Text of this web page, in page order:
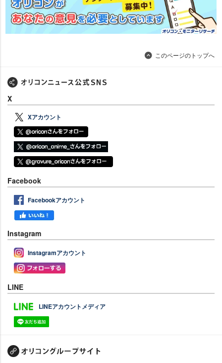
このページのトップへ
X
Xアカウント
Facebook
Facebookアカウント
Instagram
Instagramアカウント
LINE
LINEアカウントメディア